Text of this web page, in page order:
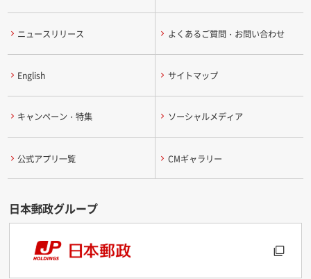
ニュースリリース よくあるご質問・お問い合わせ
English サイトマップ
キャンペーン・特集 ソーシャルメディア
公式アプリ一覧 CMギャラリー